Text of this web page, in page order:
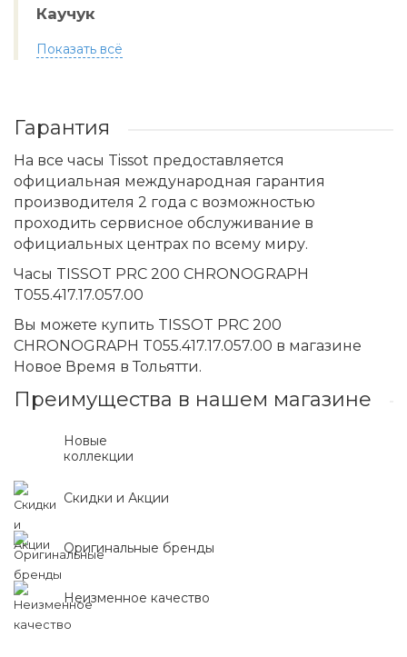
Каучук
Показать всё
Гарантия
На все часы Tissot предоставляется
официальная международная гарантия
производителя 2 года с возможностью
проходить сервисное обслуживание в
официальных центрах по всему миру.
Часы TISSOT PRC 200 CHRONOGRAPH
T055.417.17.057.00
Вы можете купить TISSOT PRC 200
CHRONOGRAPH T055.417.17.057.00 в магазине
Новое Время в Тольятти.
Преимущества в нашем магазине
Новые
коллекции
Скидки и Акции
Оригинальные бренды
Неизменное качество